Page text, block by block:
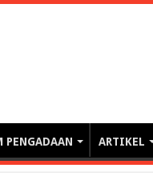
PENGADAAN ARTIKEL